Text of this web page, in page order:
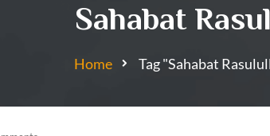
Sahabat
Home Tag "Sahabat